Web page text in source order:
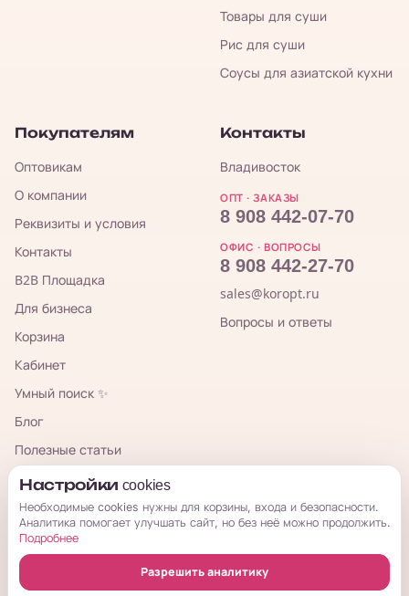
Товары для суши
Рис для суши
Соусы для азиатской кухни
Покупателям
Оптовикам
О компании
Реквизиты и условия
Контакты
B2B Площадка
Для бизнеса
Корзина
Кабинет
Умный поиск ✨
Блог
Полезные статьи
TG-канал для закупщиков
Контакты
Владивосток
ОПТ · ЗАКАЗЫ
8 908 442-07-70
ОФИС · ВОПРОСЫ
8 908 442-27-70
sales@koropt.ru
Вопросы и ответы
КорОпт
Настройки cookies
Необходимые cookies нужны для корзины, входа и безопасности.
Аналитика помогает улучшать сайт, но без неё можно продолжить.
Подробнее
Разрешить аналитику